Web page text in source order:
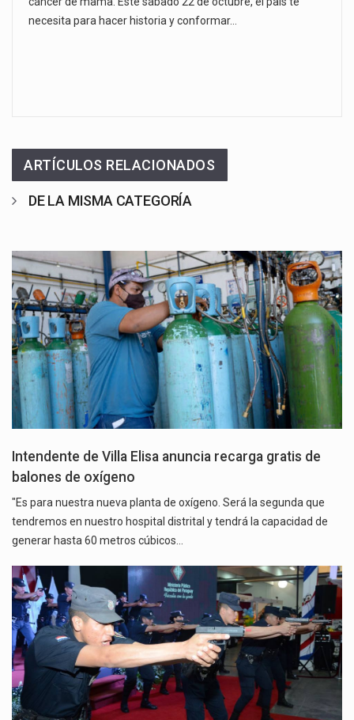
necesita para hacer historia y conformar…
ARTÍCULOS RELACIONADOS
DE LA MISMA CATEGORÍA
Intendente de Villa Elisa anuncia recarga gratis de
balones de oxígeno
"Es para nuestra nueva planta de oxígeno. Será la segunda que
tendremos en nuestro hospital distrital y tendrá la capacidad de
generar hasta 60 metros cúbicos…